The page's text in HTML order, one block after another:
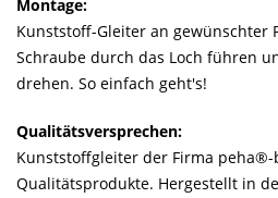
Montage:
Kunststoff-Gleiter an gewünschter
Schraube durch das Loch führen
drehen. So einfach geht's!
Qualitätsversprechen:
Kunststoffgleiter der Firma
Qualitätsprodukte. Hergestellt in